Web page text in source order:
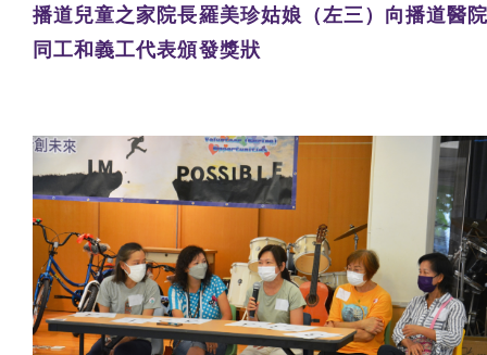
播道兒童之家院長羅美珍姑娘（左三）向播道醫
同工和義工代表頒發獎狀